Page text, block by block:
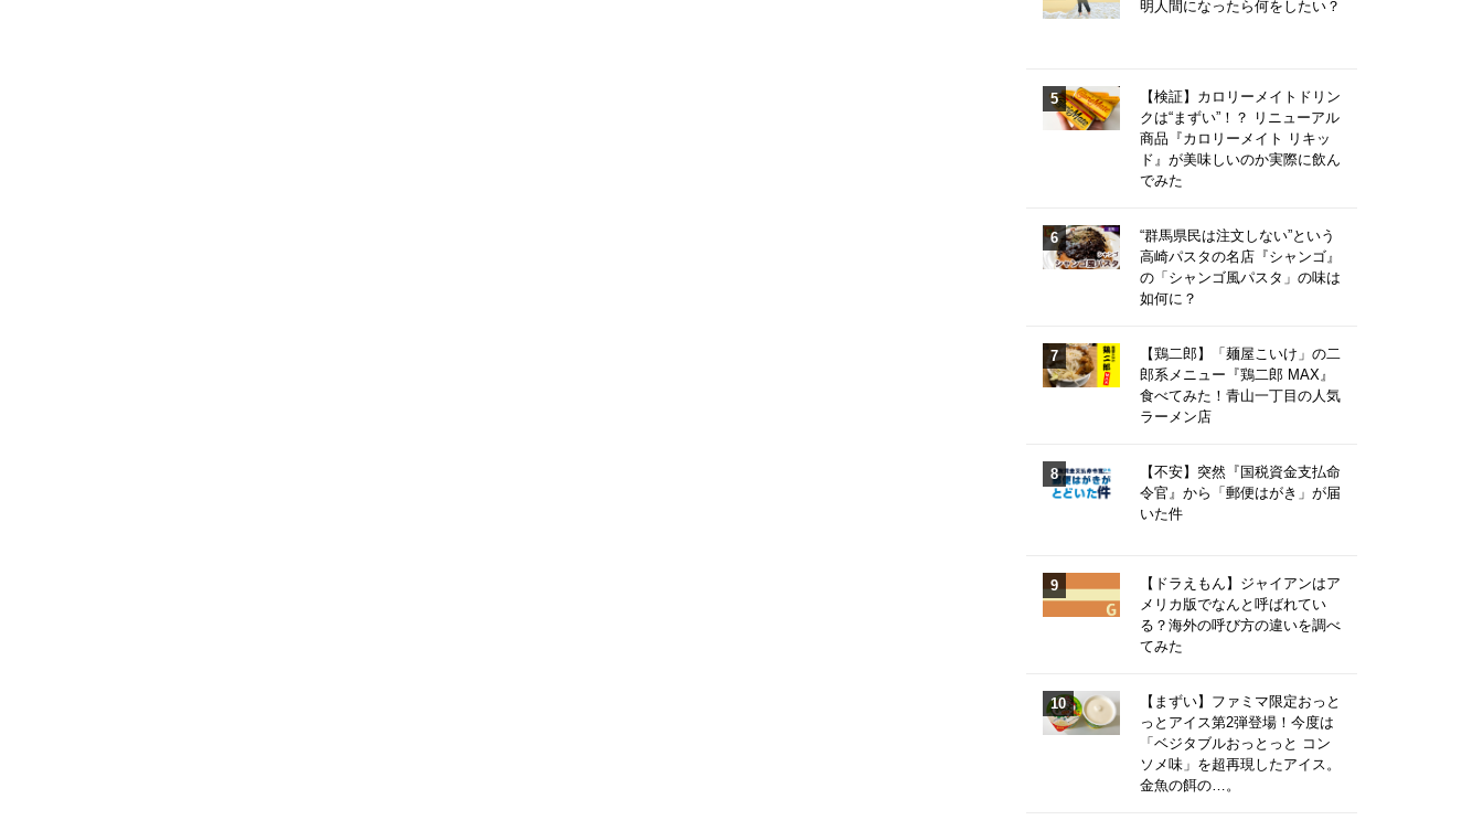
明人間になったら何をしたい？
【検証】カロリーメイトドリン
クは“まずい”！？ リニューアル
商品『カロリーメイト リキッ
ド』が美味しいのか実際に飲ん
でみた
“群馬県民は注文しない”という
高崎パスタの名店『シャンゴ』
の「シャンゴ風パスタ」の味は
如何に？
【鶏二郎】「麺屋こいけ」の二
郎系メニュー『鶏二郎 MAX』
食べてみた！青山一丁目の人気
ラーメン店
【不安】突然『国税資金支払命
令官』から「郵便はがき」が届
いた件
【ドラえもん】ジャイアンはア
メリカ版でなんと呼ばれてい
る？海外の呼び方の違いを調べ
てみた
【まずい】ファミマ限定おっと
っとアイス第2弾登場！今度は
「ベジタブルおっとっと コン
ソメ味」を超再現したアイス。
金魚の餌の…。